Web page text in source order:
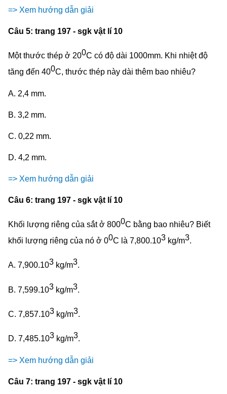
=> Xem hướng dẫn giải
Câu 5: trang 197 - sgk vật lí 10
Một thước thép ở 200C có độ dài 1000mm. Khi nhiệt độ
tăng đến 400C, thước thép này dài thêm bao nhiêu?
A. 2,4 mm.
B. 3,2 mm.
C. 0,22 mm.
D. 4,2 mm.
=> Xem hướng dẫn giải
Câu 6: trang 197 - sgk vật lí 10
Khối lượng riêng của sắt ở 8000C bằng bao nhiêu? Biết
khối lượng riêng của nó ở 00C là 7,800.103 kg/m3.
A. 7,900.103 kg/m3.
B. 7,599.103 kg/m3.
C. 7,857.103 kg/m3.
D. 7,485.103 kg/m3.
=> Xem hướng dẫn giải
Câu 7: trang 197 - sgk vật lí 10